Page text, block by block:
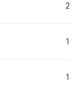
2
1
1